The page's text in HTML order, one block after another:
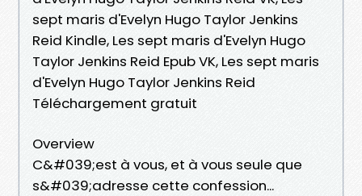
sept maris d'Evelyn Hugo Taylor Jenkins
Reid Kindle, Les sept maris d'Evelyn Hugo
Taylor Jenkins Reid Epub VK, Les sept maris
d'Evelyn Hugo Taylor Jenkins Reid
Téléchargement gratuit
Overview
C&#039;est à vous, et à vous seule que
s&#039;adresse cette confession...